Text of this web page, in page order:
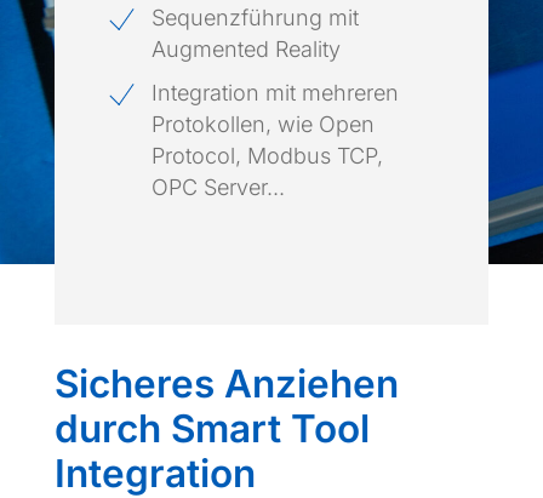
Sequenzführung mit
Augmented Reality
Integration mit mehreren
Protokollen, wie Open
Protocol, Modbus TCP,
OPC Server...
Sicheres Anziehen
durch Smart Tool
Integration